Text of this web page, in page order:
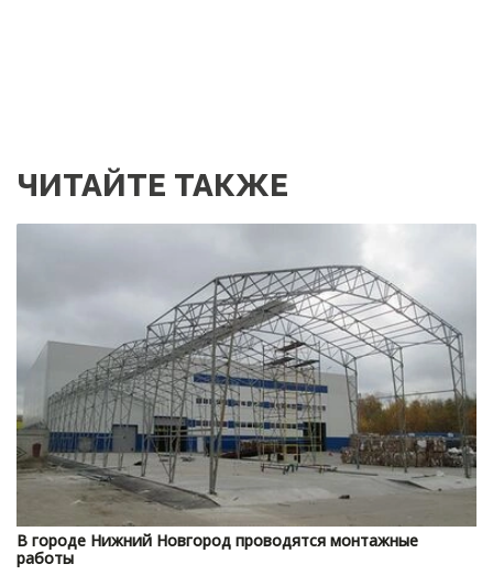
ЧИТАЙТЕ ТАКЖЕ
В городе Нижний Новгород проводятся монтажные
работы